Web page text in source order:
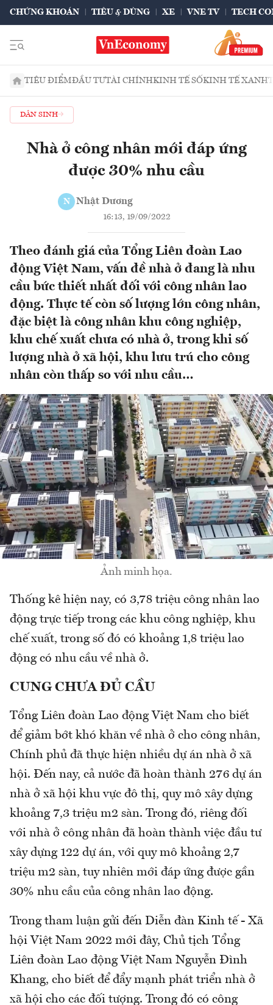
CHỨNG KHOÁN TIÊU & DÙNG XE VNE TV TECH
TIÊU ĐIỂMĐẦU TƯTÀI CHÍNHKINH TẾ SỐKINH TẾ XANH
DÂN SINH
Nhà ở công nhân mới đáp ứng
được 30% nhu cầu
N Nhật Dương
16:13, 19/09/2022
Theo đánh giá của Tổng Liên đoàn Lao
động Việt Nam, vấn đề nhà ở đang là nhu
cầu bức thiết nhất đối với công nhân lao
động. Thực tế còn số lượng lớn công nhân,
đặc biệt là công nhân khu công nghiệp,
khu chế xuất chưa có nhà ở, trong khi số
lượng nhà ở xã hội, khu lưu trú cho công
nhân còn thấp so với nhu cầu…
Ảnh minh họa.
Thống kê hiện nay, có 3,78 triệu công nhân lao
động trực tiếp trong các khu công nghiệp, khu
chế xuất, trong số đó có khoảng 1,8 triệu lao
động có nhu cầu về nhà ở.
CUNG CHƯA ĐỦ CẦU
Tổng Liên đoàn Lao động Việt Nam cho biết
để giảm bớt khó khăn về nhà ở cho công nhân,
Chính phủ đã thực hiện nhiều dự án nhà ở xã
hội. Đến nay, cả nước đã hoàn thành 276 dự án
nhà ở xã hội khu vực đô thị, quy mô xây dựng
khoảng 7,3 triệu m2 sàn. Trong đó, riêng đối
với nhà ở công nhân đã hoàn thành việc đầu tư
xây dựng 122 dự án, với quy mô khoảng 2,7
triệu m2 sàn, tuy nhiên mới đáp ứng được gần
30% nhu cầu của công nhân lao động.
Trong tham luận gửi đến Diễn đàn Kinh tế - Xã
hội Việt Nam 2022 mới đây, Chủ tịch Tổng
Liên đoàn Lao động Việt Nam Nguyễn Đình
Khang, cho biết để đẩy mạnh phát triển nhà ở
xã hội cho các đối tượng. Trong đó có công